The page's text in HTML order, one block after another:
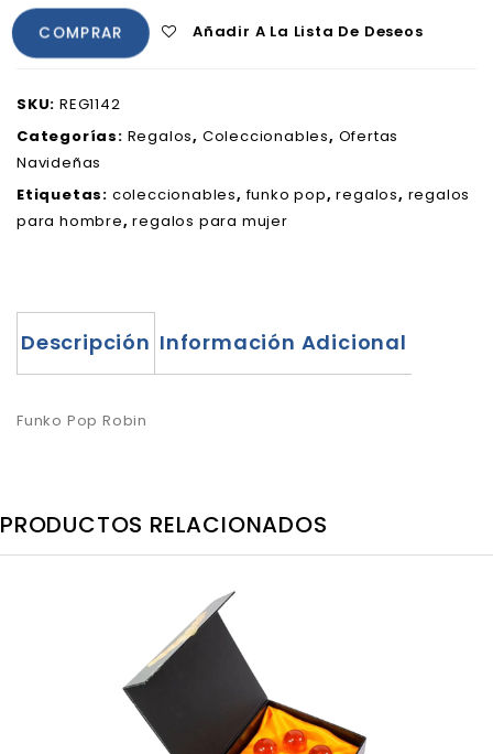
COMPRAR Añadir A La Lista De Deseos
SKU: REG1142
Categorías: Regalos, Coleccionables, Ofertas
Navideñas
Etiquetas: coleccionables,funko pop,regalos, regalos
para hombre,regalos para mujer
Descripción Información Adicional
Funko Pop Robin
PRODUCTOS RELACIONADOS